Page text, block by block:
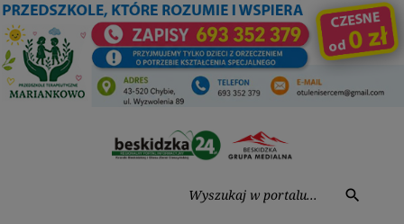
Przejdź
do
treści
search